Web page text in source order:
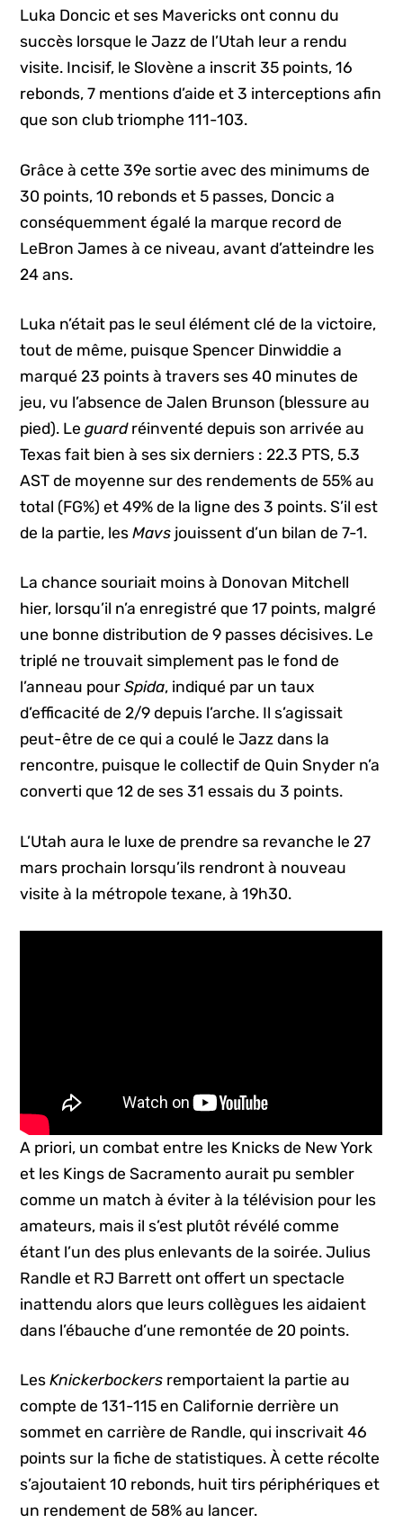
Luka Doncic et ses Mavericks ont connu du
succès lorsque le Jazz de l’Utah leur a rendu
visite. Incisif, le Slovène a inscrit 35 points, 16
rebonds, 7 mentions d’aide et 3 interceptions afin
que son club triomphe 111-103.
Grâce à cette 39e sortie avec des minimums de
30 points, 10 rebonds et 5 passes, Doncic a
conséquemment égalé la marque record de
LeBron James à ce niveau, avant d’atteindre les
24 ans.
Luka n’était pas le seul élément clé de la victoire,
tout de même, puisque Spencer Dinwiddie a
marqué 23 points à travers ses 40 minutes de
jeu, vu l’absence de Jalen Brunson (blessure au
pied). Leguard réinventé depuis son arrivée au
Texas fait bien à ses six derniers : 22.3 PTS, 5.3
AST de moyenne sur des rendements de 55% au
total (FG%) et 49% de la ligne des 3 points. S’il est
de la partie, lesMavs jouissent d’un bilan de 7-1.
La chance souriait moins à Donovan Mitchell
hier, lorsqu’il n’a enregistré que 17 points, malgré
une bonne distribution de 9 passes décisives. Le
triplé ne trouvait simplement pas le fond de
l’anneau pourSpida, indiqué par un taux
d’efficacité de 2/9 depuis l’arche. Il s’agissait
peut-être de ce qui a coulé le Jazz dans la
rencontre, puisque le collectif de Quin Snyder n’a
converti que 12 de ses 31 essais du 3 points.
L’Utah aura le luxe de prendre sa revanche le 27
mars prochain lorsqu’ils rendront à nouveau
visite à la métropole texane, à 19h30.
A priori, un combat entre les Knicks de New York
et les Kings de Sacramento aurait pu sembler
comme un match à éviter à la télévision pour les
amateurs, mais il s’est plutôt révélé comme
étant l’un des plus enlevants de la soirée. Julius
Randle et RJ Barrett ont offert un spectacle
inattendu alors que leurs collègues les aidaient
dans l’ébauche d’une remontée de 20 points.
LesKnickerbockers remportaient la partie au
compte de 131-115 en Californie derrière un
sommet en carrière de Randle, qui inscrivait 46
points sur la fiche de statistiques. À cette récolte
s’ajoutaient 10 rebonds, huit tirs périphériques et
un rendement de 58% au lancer.